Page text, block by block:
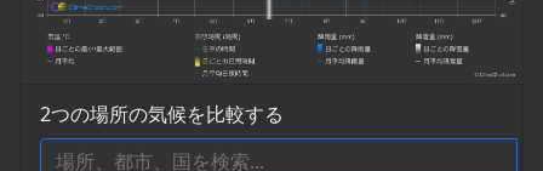
2つの場所の気候を比較する